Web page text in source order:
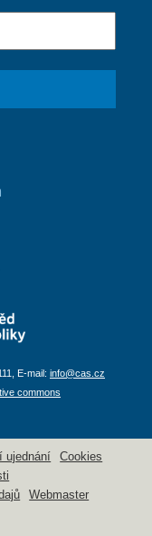
E-mail: info@cas.cz
commons
ujednání
Cookies
Webmaster